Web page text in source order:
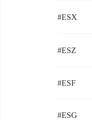
#ESX
#ESZ
#ESF
#ESG